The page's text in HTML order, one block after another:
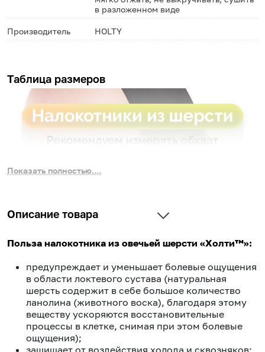
в разложенном виде
Производитель HOLTY
Таблица размеров
Показать полностью....
Описание товара
Польза налокотника из овечьей шерсти «Холти™»:
предупреждает и уменьшает болевые ощущения
в области локтевого сустава (натуральная
шерсть содержит в себе большое количество
ланолина (животного воска), благодаря этому
веществу ускоряются восстановительные
процессы в клетке, снимая при этом болевые
ощущения);